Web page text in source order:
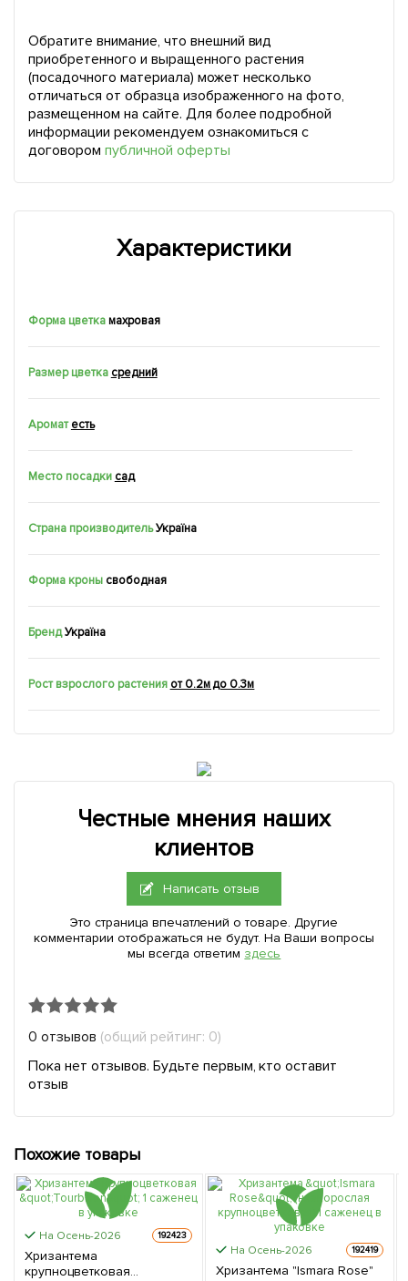
Обратите внимание, что внешний вид
приобретенного и выращенного растения
(посадочного материала) может несколько
отличаться от образца изображенного на фото,
размещенном на сайте. Для более подробной
информации рекомендуем ознакомиться с
договором публичной оферты
Характеристики
Форма цветкамахровая
Размер цветка средний
Аромат есть
Место посадки сад
Страна производитель Україна
Форма кроны свободная
БрендУкраїна
Рост взрослого растения от 0.2м до 0.3м
Честные мнения наших
клиентов
Написать отзыв
Это страница впечатлений о товаре. Другие
комментарии отображаться не будут. На Ваши вопросы
мы всегда ответим здесь
0 отзывов (общий рейтинг: 0)
Пока нет отзывов. Будьте первым, кто оставит
отзыв
Похожие товары
На Осень-2026 192423
Хризантема
крупноцветковая
На Осень-2026 192419
Хризантема "Ismara Rose"